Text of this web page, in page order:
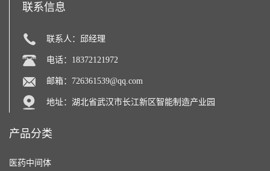
联系信息
联系人：邱经理
电话：18372121972
邮箱： 726361539@qq.com
地址：湖北省武汉市长江新区智能制造产业园
产品分类
医药中间体